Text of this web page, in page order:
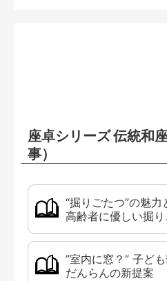
座卓シリーズ 伝統和
事）
“掘りごたつ”の魅力
高齢者に優しい掘
”室内に窓？” 子ど
だんらんの新提案